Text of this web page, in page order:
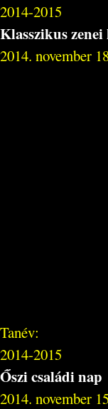
2014-2015
Klasszikus
2014. november
Tanév:
2014-2015
Őszi családi nap
2014. november